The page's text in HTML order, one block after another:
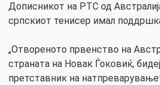
Дописникот на РТС од
српскиот тенисер имал
„Отвореното првенство на
страната на Новак Ѓоковиќ,
претставник на